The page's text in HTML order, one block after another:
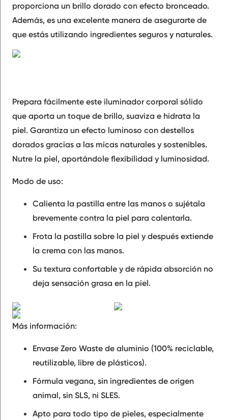
proporciona un brillo dorado con efecto bronceado.
Además, es una excelente manera de asegurarte de
que estás utilizando ingredientes seguros y naturales.
Prepara fácilmente este iluminador corporal sólido
que aporta un toque de brillo, suaviza e hidrata la
piel. Garantiza un efecto luminoso con destellos
dorados gracias a las micas naturales y sostenibles.
Nutre la piel, aportándole flexibilidad y luminosidad.
Modo de uso:
Calienta la pastilla entre las manos o sujétala
brevemente contra la piel para calentarla.
Frota la pastilla sobre la piel y después extiende
la crema con las manos.
Su textura confortable y de rápida absorción no
deja sensación grasa en la piel.
Más información:
Envase Zero Waste de aluminio (100% reciclable,
reutilizable, libre de plásticos).
Fórmula vegana, sin ingredientes de origen
animal, sin SLS, ni SLES.
Apto para todo tipo de pieles, especialmente